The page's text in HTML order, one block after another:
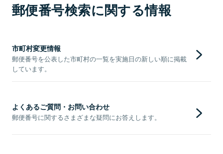
郵便番号検索に関する情報
市町村変更情報
郵便番号を公表した市町村の一覧を実施日の新しい順に掲載
しています。
よくあるご質問・お問い合わせ
郵便番号に関するさまざまな疑問にお答えします。